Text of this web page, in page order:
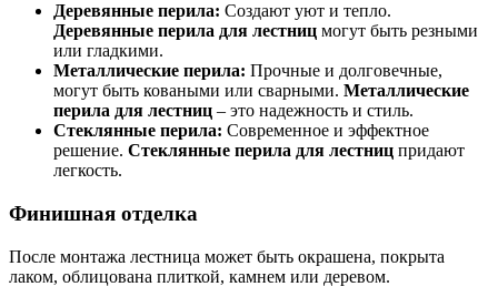
Деревянные перила: Создают уют и тепло.
Деревянные перила для лестниц могут быть резными
или гладкими.
Металлические перила: Прочные и долговечные,
могут быть коваными или сварными. Металлические
перила для лестниц – это надежность и стиль.
Стеклянные перила: Современное и эффектное
решение. Стеклянные перила для лестниц придают
легкость.
Финишная отделка
После монтажа лестница может быть окрашена, покрыта
лаком, облицована плиткой, камнем или деревом.